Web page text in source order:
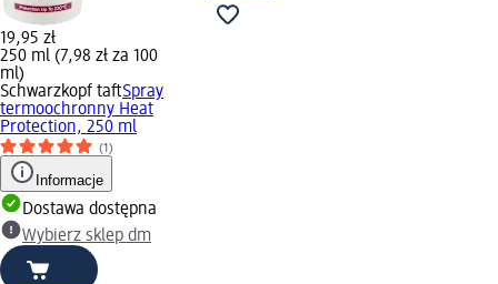
19,95 zł
250 ml (7,98 zł za 100
ml)
Schwarzkopf taftSpray
termoochronny Heat
Protection, 250 ml
(1)
Informacje
Dostawa dostępna
Wybierz sklep dm